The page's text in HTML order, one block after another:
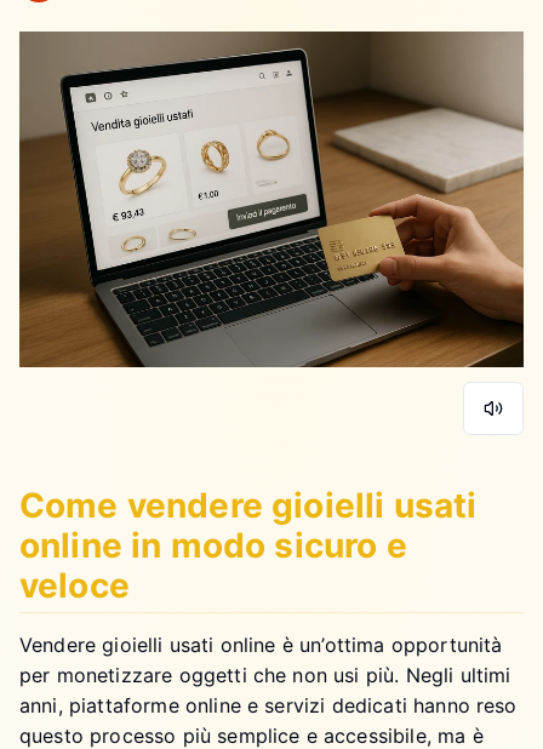
Come vendere gioielli usati
online in modo sicuro e
veloce
Vendere gioielli usati online è un’ottima opportunità
per monetizzare oggetti che non usi più. Negli ultimi
anni, piattaforme online e servizi dedicati hanno reso
questo processo più semplice e accessibile, ma è